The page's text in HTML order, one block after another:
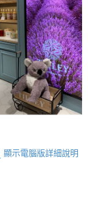
顯示電腦版詳細說明